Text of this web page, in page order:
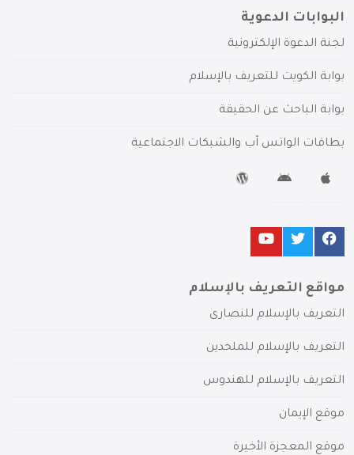
البوابات الدعوية
لجنة الدعوة الإلكترونية
بوابة الكويت للتعريف بالإسلام
بوابة الباحث عن الحقيقة
بطاقات الواتس آب والشبكات الاجتماعية
مواقع التعريف بالإسلام
التعريف بالإسلام للنصارى
التعريف بالإسلام للملحدين
التعريف بالإسلام للهندوس
موقع الإيمان
موقع المعجزة الأخيرة